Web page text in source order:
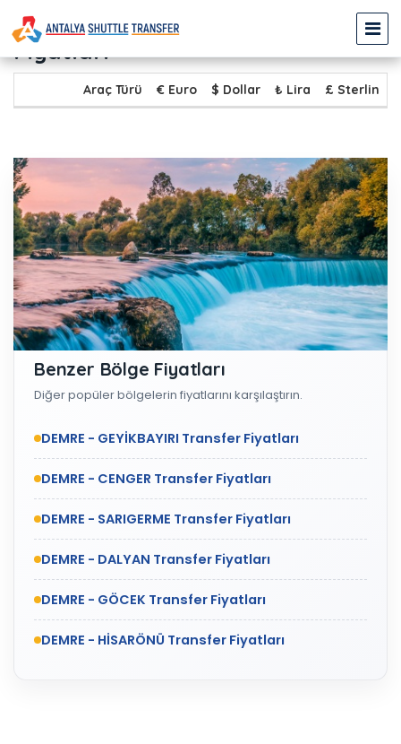
DEMRE - MANAVGAT Transfer
Fiyatları
Araç Türü € Euro $ Dollar ₺ Lira £ Sterlin
Benzer Bölge Fiyatları
Diğer popüler bölgelerin fiyatlarını karşılaştırın.
DEMRE - GEYİKBAYIRI Transfer Fiyatları
DEMRE - CENGER Transfer Fiyatları
DEMRE - SARIGERME Transfer Fiyatları
DEMRE - DALYAN Transfer Fiyatları
DEMRE - GÖCEK Transfer Fiyatları
DEMRE - HİSARÖNÜ Transfer Fiyatları